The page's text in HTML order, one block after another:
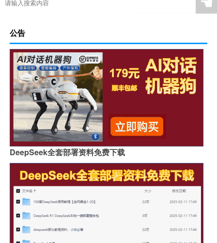
公告
DeepSeek全套部署资料免费下载